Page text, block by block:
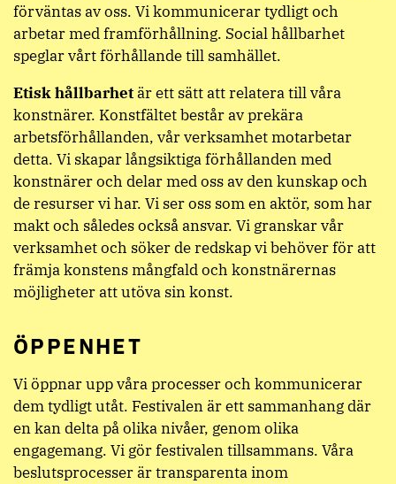
förväntas av oss. Vi kommunicerar tydligt och
arbetar med framförhållning. Social hållbarhet
speglar vårt förhållande till samhället.
Etisk hållbarhetär ett sätt att relatera till våra
konstnärer. Konstfältet består av prekära
arbetsförhållanden, vår verksamhet motarbetar
detta. Vi skapar långsiktiga förhållanden med
konstnärer och delar med oss av den kunskap och
de resurser vi har. Vi ser oss som en aktör, som har
makt och således också ansvar. Vi granskar vår
verksamhet och söker de redskap vi behöver för att
främja konstens mångfald och konstnärernas
möjligheter att utöva sin konst.
ÖPPENHET
Vi öppnar upp våra processer och kommunicerar
dem tydligt utåt. Festivalen är ett sammanhang där
en kan delta på olika nivåer, genom olika
engagemang. Vi gör festivalen tillsammans. Våra
beslutsprocesser är transparenta inom